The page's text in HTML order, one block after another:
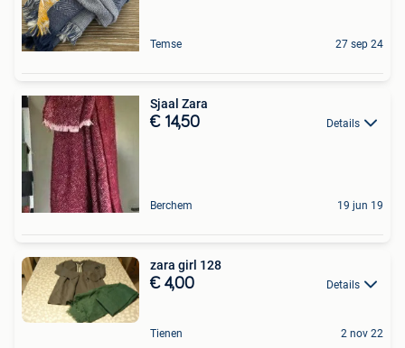
Temse 27 sep 24
Sjaal Zara
€ 14,50 Details
Berchem 19 jun 19
zara girl 128
€ 4,00 Details
Tienen 2 nov 22